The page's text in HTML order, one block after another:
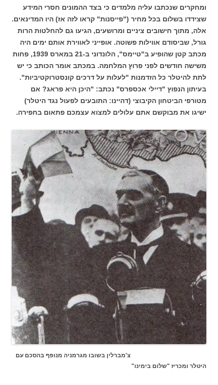
ומחקרים שנכתבו עליה מלמדים כי בצד ההמונים חסרי המידע
שצידדו בשלום בכל מחיר ("פייסנות" קראו לזה אז) היו המדינאים.
אלה, מתוך חישובים ציניים ומרושעים, הגיעו גם להחלטות הרות
גורל, שביסודם אווילות פשוטה. אופייני לאווירת אותם ימים היה
מכתב קטן שהופיע ב"טיימס", הלונדוני ב-21 במארס 1939, פחות
משישה חודשים לפני פרוץ המלחמה. במכתב אומר הכותב כי יש
לתת להיטלר כל הזדמנות "לעלות על דרכים קונסטרוקטיביות".
בעיתון הנפוץ "דיילי אכספרס" נכתב: "היכן היא פראג? אם
מטורפי הביטחון הקיבוצי (דהיינו: התובעים לפעול נגד היטלר)
ישיגו את מבוקשם אתם עלולים למצוא עצמכם פתאום בחפירה.
צ'מברלין בשובו מגרמניה מנופף בהסכם עם
היטלר ומכריז "שלום בימינו"